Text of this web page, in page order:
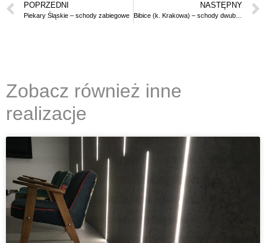
POPRZEDNI
Piekary Śląskie – schody zabiegowe
NASTĘPNY
Bibice (k. Krakowa) – schody dwubiegowe
Zobacz również inne
realizacje